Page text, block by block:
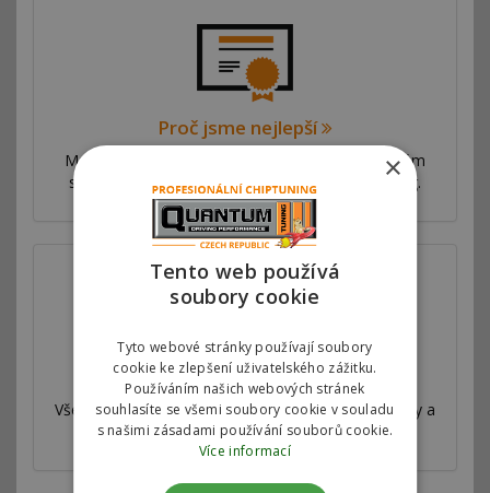
Proč jsme nejlepší
Máme síť poboček ve více než 53 zemích po celém
světě. Nabízíme výhradní autorizovaný chiptuning.
Válcová zkušebna
Všechny naše úpravy jsou velmi důkladně testovány a
měřeny na profesionální válcové zkušebně.
×
Tento web používá
soubory cookie
Tyto webové stránky používají soubory
cookie ke zlepšení uživatelského zážitku.
Používáním našich webových stránek
souhlasíte se všemi soubory cookie v souladu
s našimi zásadami používání souborů cookie.
Více informací